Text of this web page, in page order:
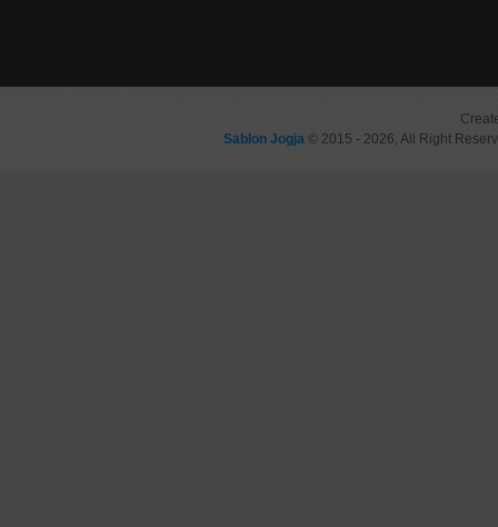
Sablon Jogja © 2015 - 2026, All Right